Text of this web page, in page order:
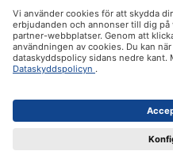
ifolor.se i
Alla priser inkl.